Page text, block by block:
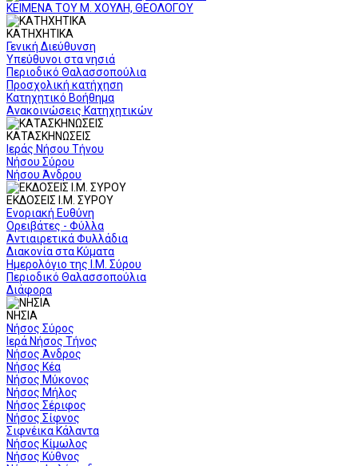
ΚΕΙΜΕΝΑ ΤΟΥ Μ. ΧΟΥΛΗ, ΘΕΟΛΟΓΟΥ
ΚΑΤΗΧΗΤΙΚΑ
Γενική Διεύθυνση
Υπεύθυνοι στα νησιά
Περιοδικό Θαλασσοπούλια
Προσχολική κατήχηση
Κατηχητικό Βοήθημα
Ανακοινώσεις Κατηχητικών
ΚΑΤΑΣΚΗΝΩΣΕΙΣ
Ιεράς Νήσου Τήνου
Νήσου Σύρου
Νήσου Άνδρου
ΕΚΔΟΣΕΙΣ Ι.Μ. ΣΥΡΟΥ
Ενοριακή Ευθύνη
Ορειβάτες - Φύλλα
Αντιαιρετικά Φυλλάδια
Διακονία στα Κύματα
Ημερολόγιο της Ι.Μ. Σύρου
Περιοδικό Θαλασσοπούλια
Διάφορα
ΝΗΣΙΑ
Νήσος Σύρος
Ιερά Νήσος Τήνος
Νήσος Άνδρος
Νήσος Κέα
Νήσος Μύκονος
Νήσος Μήλος
Νήσος Σέριφος
Νήσος Σίφνος
Σιφνέικα Κάλαντα
Νήσος Κίμωλος
Νήσος Κύθνος